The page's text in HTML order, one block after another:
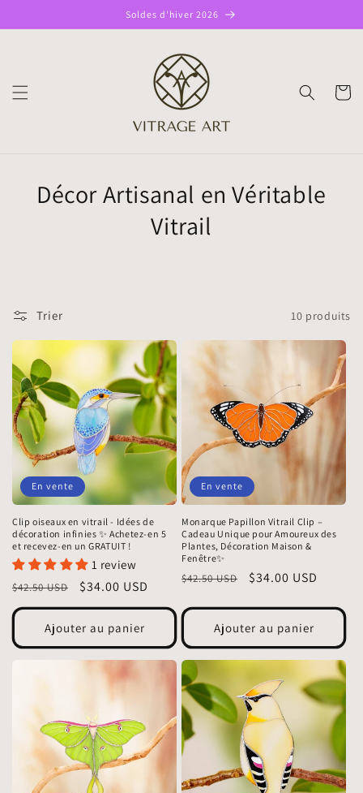
au
Soldes d'hiver 2026
PANIER
Décor Artisanal en Véritable
Vitrail
Trier 10 produits
En vente
Clip oiseaux en vitrail - Idées de
décoration infinies ✨ Achetez-en 5
et recevez-en un GRATUIT !
1 review
Prix
habituel
$42.50 USD
Prix
promotionnel
$34.00 USD
Ajouter au panier
En vente
Monarque Papillon Vitrail Clip –
Cadeau Unique pour Amoureux des
Plantes, Décoration Maison &
Fenêtre✨
Prix
$42.50 USD
Prix
$34.00 USD
Ajouter au panier